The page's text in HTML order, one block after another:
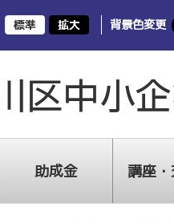
背景色変更
助成金 講座